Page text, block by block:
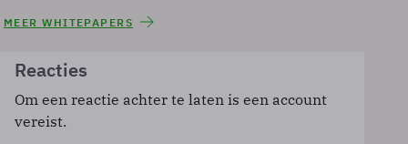
MEER WHITEPAPERS
Reacties
Om een reactie achter te laten is een account
vereist.